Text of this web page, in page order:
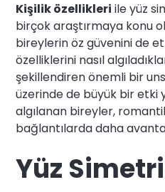
Kişilik özellikleri ile yüz
birçok araştırmaya konu
bireylerin öz güvenini de
özelliklerini nasıl
şekillendiren önemli bir
üzerinde de büyük bir etki
algılanan bireyler,
bağlantılarda daha
Yüz